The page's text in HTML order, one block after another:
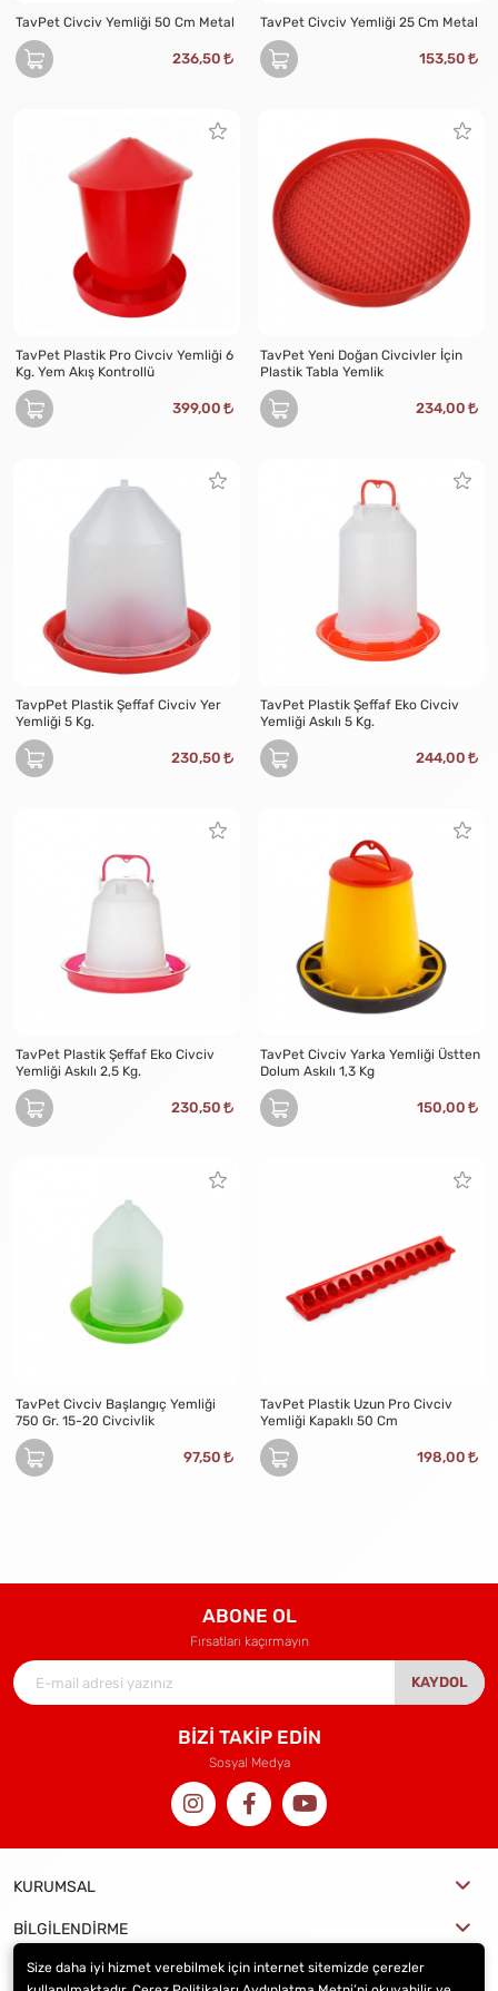
TavPet Civciv Yemliği 50 Cm Metal
236,50
TavPet Civciv Yemliği 25 Cm Metal
153,50
TavPet Plastik Pro Civciv Yemliği 6
Kg. Yem Akış Kontrollü
399,00
TavPet Yeni Doğan Civcivler İçin
Plastik Tabla Yemlik
234,00
TavpPet Plastik Şeffaf Civciv Yer
Yemliği 5 Kg.
230,50
TavPet Plastik Şeffaf Eko Civciv
Yemliği Askılı 5 Kg.
244,00
TavPet Plastik Şeffaf Eko Civciv
Yemliği Askılı 2,5 Kg.
230,50
TavPet Civciv Yarka Yemliği Üstten
Dolum Askılı 1,3 Kg
150,00
TavPet Civciv Başlangıç Yemliği
750 Gr. 15-20 Civcivlik
97,50
TavPet Plastik Uzun Pro Civciv
Yemliği Kapaklı 50 Cm
198,00
ABONE OL
Fırsatları kaçırmayın
KAYDOL
BİZİ TAKİP EDİN
Sosyal Medya
KURUMSAL
BİLGİLENDİRME
Size daha iyi hizmet verebilmek için internet sitemizde çerezler